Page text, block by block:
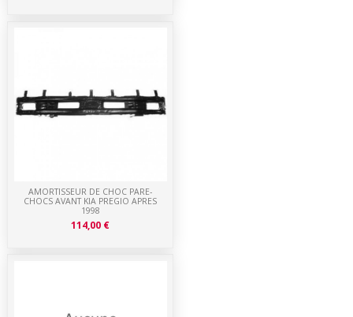
AMORTISSEUR DE CHOC PARE-
CHOCS AVANT KIA PREGIO APRES
1998
114,00 €